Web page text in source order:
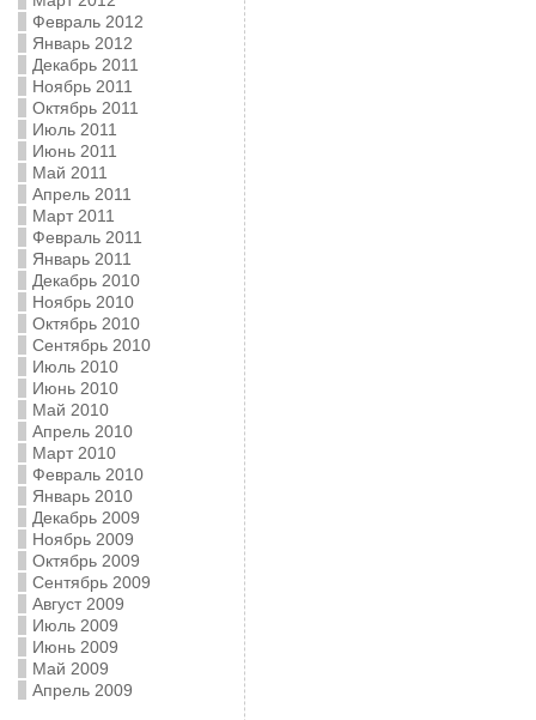
Февраль 2012
Январь 2012
Декабрь 2011
Ноябрь 2011
Октябрь 2011
Июль 2011
Июнь 2011
Май 2011
Апрель 2011
Март 2011
Февраль 2011
Январь 2011
Декабрь 2010
Ноябрь 2010
Октябрь 2010
Сентябрь 2010
Июль 2010
Июнь 2010
Май 2010
Апрель 2010
Март 2010
Февраль 2010
Январь 2010
Декабрь 2009
Ноябрь 2009
Октябрь 2009
Сентябрь 2009
Август 2009
Июль 2009
Июнь 2009
Май 2009
Апрель 2009